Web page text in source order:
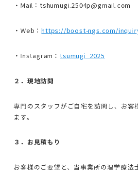
・Mail：tshumugi.2504p@gmail.com
・Web：https://boost-ngs.com/
・Instagram：tsumugi_2025
２．現地訪問
専門のスタッフがご自宅を訪問し、お客
ます。
３．お見積もり
お客様のご要望と、当事業所の理学療法